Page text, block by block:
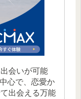
会いが可能
心で、恋愛か
出会える万能